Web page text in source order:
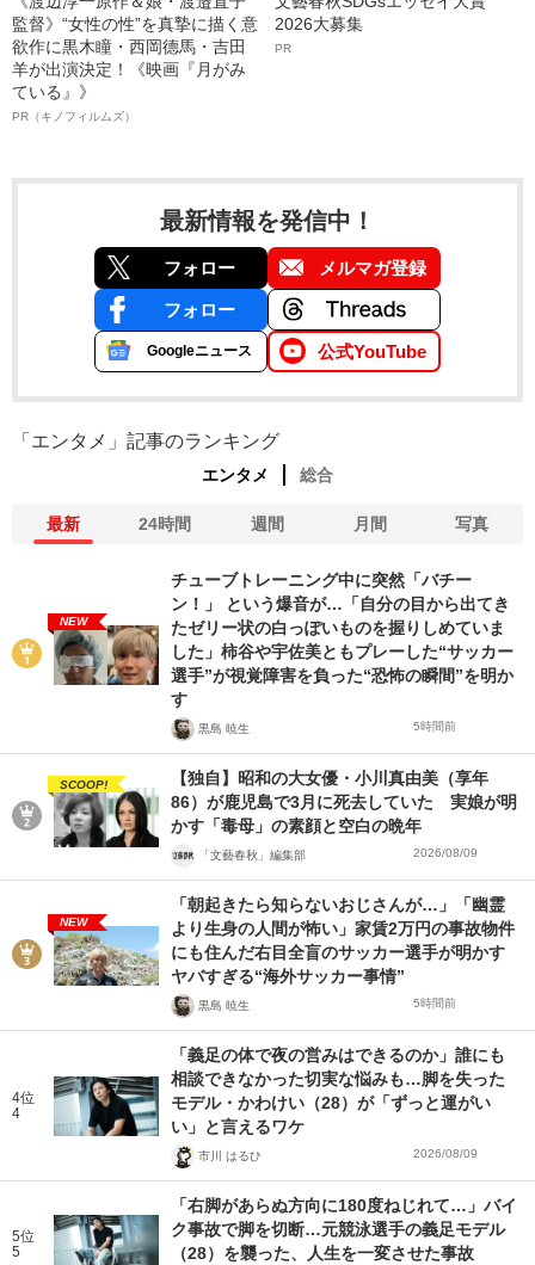
監督》“女性の性”を真摯に描く意
欲作に黒木瞳・西岡德馬・吉田
羊が出演決定！《映画『月がみ
ている』》
PR（キノフィルムズ）
2026大募集
PR
最新情報を発信中！
フォロー メルマガ登録
フォロー
Googleニュース 公式YouTube
「エンタメ」記事のランキング
エンタメ 総合
最新 24時間 週間 月間 写真
NEW
チューブトレーニング中に突然「バチー
ン！」 という爆音が…「自分の目から出てき
たゼリー状の白っぽいものを握りしめていま
した」柿谷や宇佐美ともプレーした“サッカー
選手”が視覚障害を負った“恐怖の瞬間”を明か
す
黒島 暁生 5時間前
SCOOP!
【独自】昭和の大女優・小川真由美（享年
86）が鹿児島で3月に死去していた 実娘が明
かす「毒母」の素顔と空白の晩年
「文藝春秋」編集部 2026/08/09
NEW
「朝起きたら知らないおじさんが…」「幽霊
より生身の人間が怖い」家賃2万円の事故物件
にも住んだ右目全盲のサッカー選手が明かす
ヤバすぎる“海外サッカー事情”
黒島 暁生 5時間前
4位
4
「義足の体で夜の営みはできるのか」誰にも
相談できなかった切実な悩みも…脚を失った
モデル・かわけい（28）が「ずっと運がい
い」と言えるワケ
市川 はるひ 2026/08/09
5位
5
「右脚があらぬ方向に180度ねじれて…」バイ
ク事故で脚を切断…元競泳選手の義足モデル
（28）を襲った、人生を一変させた事故